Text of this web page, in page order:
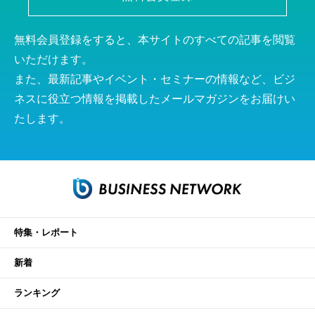
無料会員登録をすると、本サイトのすべての記事を閲覧
いただけます。
また、最新記事やイベント・セミナーの情報など、ビジ
ネスに役立つ情報を掲載したメールマガジンをお届けい
たします。
特集・レポート
新着
ランキング